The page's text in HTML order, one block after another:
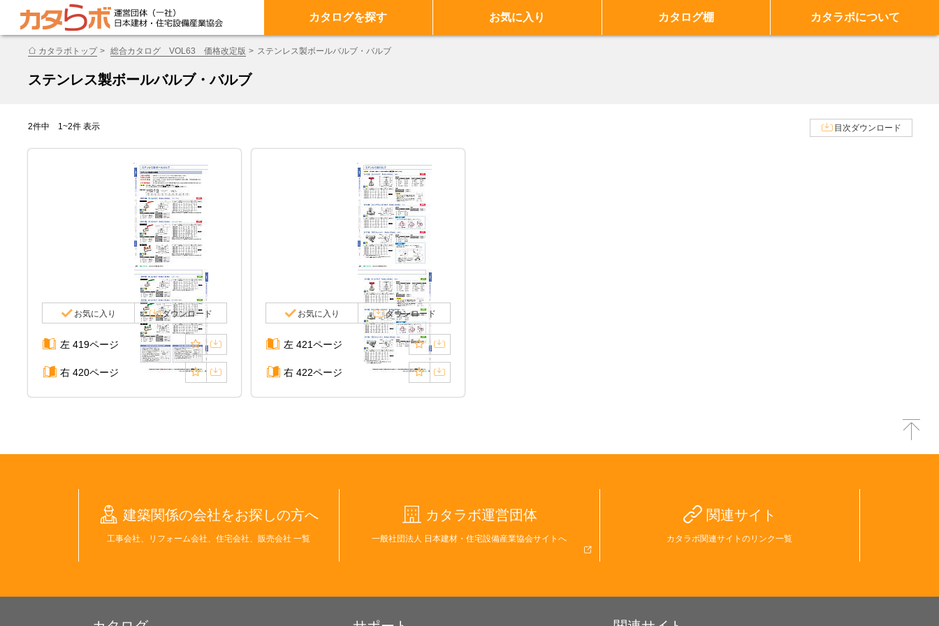
カタログを探す お気に入り カタログ棚 カタラボについて
カタラボトップ 総合カタログ VOL63 価格改定版 ステンレス製ボールバルブ・バルブ
ステンレス製ボールバルブ・バルブ
2件中 1~2件 表示 目次ダウンロード
お気に入り ダウンロード
左 419ページ
右 420ページ
お気に入り ダウンロード
左 421ページ
右 422ページ
建築関係の会社をお探しの方へ
工事会社、リフォーム会社、住宅会社、販売会社 一覧
カタラボ運営団体
一般社団法人 日本建材・住宅設備産業協会サイトへ
関連サイト
カタラボ関連サイトのリンク一覧